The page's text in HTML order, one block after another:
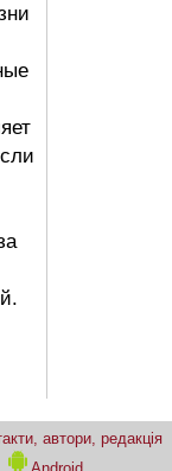
автори, редакція